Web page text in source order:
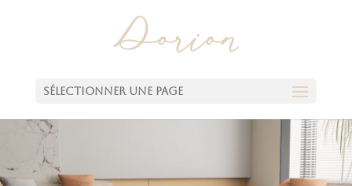
Sélectionner une page